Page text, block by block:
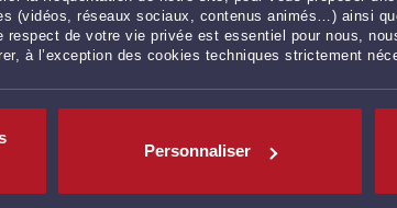
(vidéos, réseaux sociaux, contenus animés…) ainsi
respect de votre vie privée est essentiel pour nous,
à l’exception des cookies techniques strictement
Personnaliser
des avocats de Paris (mandat